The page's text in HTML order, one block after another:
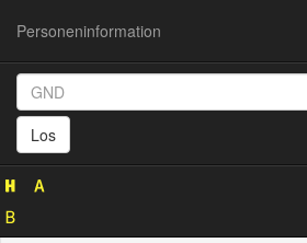
Personeninformation
Los
119762978)